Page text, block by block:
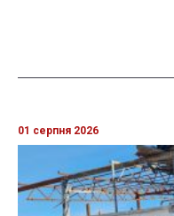
01 серпня 2026